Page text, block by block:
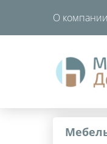
О компании